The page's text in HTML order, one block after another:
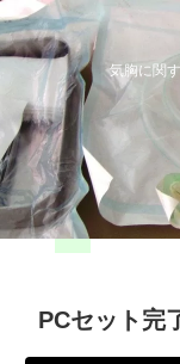
気胸に関
PCセット完